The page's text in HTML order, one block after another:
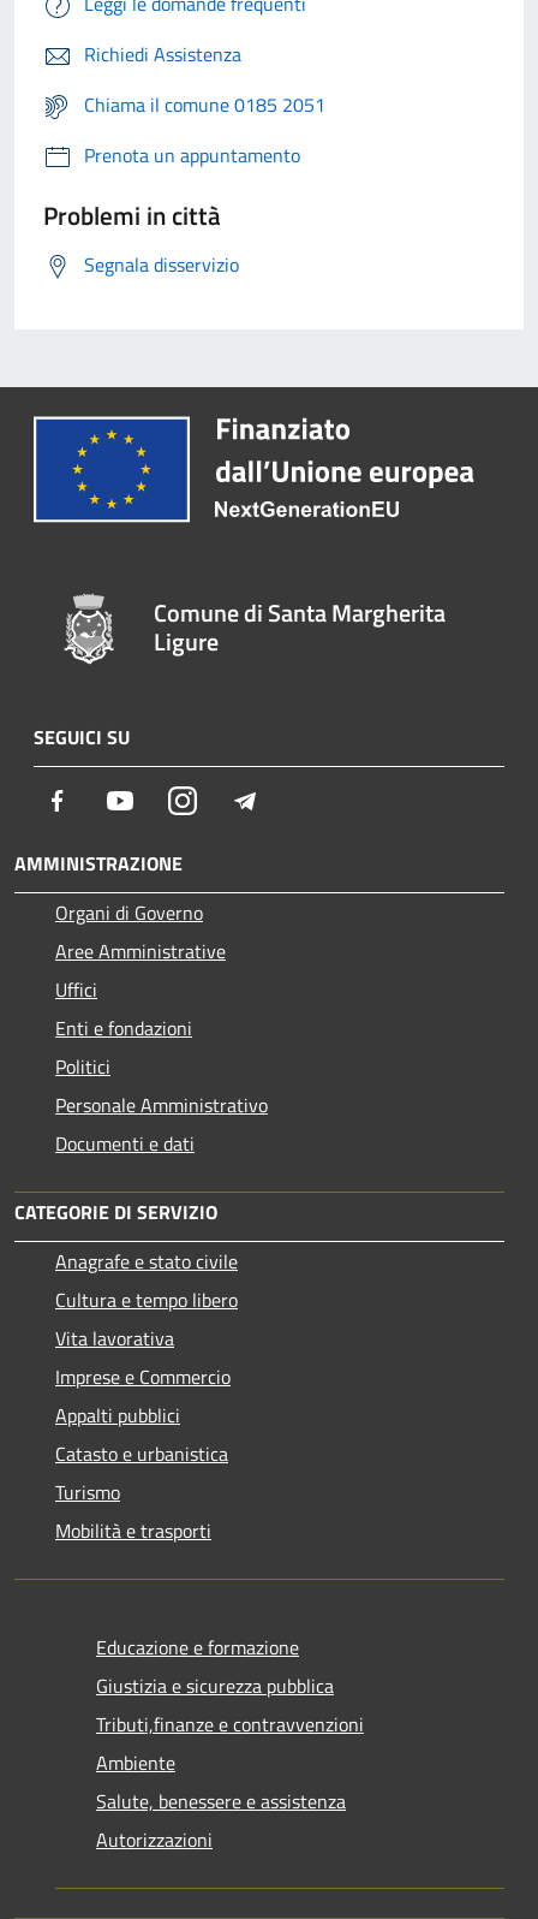
Richiedi Assistenza
Chiama il comune 0185 2051
Prenota un appuntamento
Problemi in città
Segnala disservizio
Comune di Santa Margherita
Ligure
SEGUICI SU
Facebook YoutubeInstagram
AMMINISTRAZIONE
Organi di Governo
Aree Amministrative
Uffici
Enti e fondazioni
Politici
Personale Amministrativo
Documenti e dati
CATEGORIE DI SERVIZIO
Anagrafe e stato civile
Cultura e tempo libero
Vita lavorativa
Imprese e Commercio
Appalti pubblici
Catasto e urbanistica
Turismo
Mobilità e trasporti
Educazione e formazione
Giustizia e sicurezza pubblica
Tributi,finanze e contravvenzioni
Ambiente
Salute, benessere e assistenza
Autorizzazioni